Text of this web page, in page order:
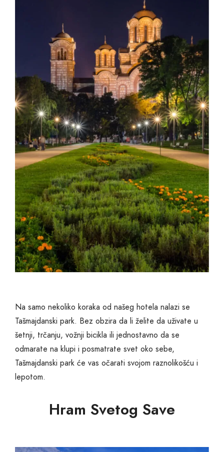
Na samo nekoliko koraka od našeg hotela nalazi se
Tašmajdanski park. Bez obzira da li želite da uživate u
šetnji, trčanju, vožnji bicikla ili jednostavno da se
odmarate na klupi i posmatrate svet oko sebe,
Tašmajdanski park će vas očarati svojom raznolikošću i
lepotom.
Hram Svetog Save